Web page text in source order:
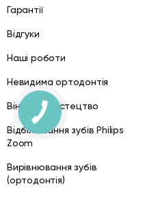
Гарантії
Відгуки
Наші роботи
Невидима ортодонтія
Вініри як мистецтво
Відбілювання зубів Philips
Zoom
Вирівнювання зубів
(ортодонтія)